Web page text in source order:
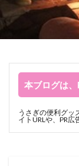
本ブログは、
うさぎの便利グッ
イトURLや、PR広